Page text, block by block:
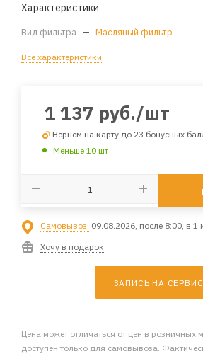
Характеристики
Вид фильтра — Масляный фильтр
Все характеристики
1 137 руб./шт
Вернем на карту до 23 бонусных
Меньше 10 шт
Самовывоз: 09.08.2026, после 8:00, в 1
Хочу в подарок
ЗАПИСЬ НА СЕРВИС
Цена может отличаться от цен в розничных
доступен только для самовывоза.